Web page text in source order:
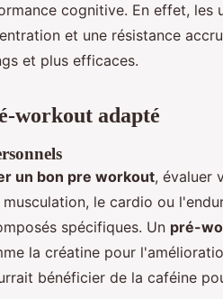
cognitive. En effet, les
et une résistance
et plus efficaces.
workout adapté
un bon pre workout, évaluer
le cardio ou
spécifiques. Un pré-
la créatine pour
bénéficier de la caféine